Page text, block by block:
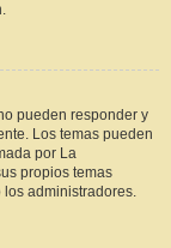
pueden responder y
Los temas pueden
por La
propios temas
administradores.